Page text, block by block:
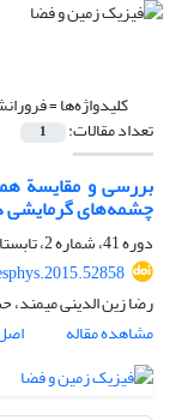
کلیدواژه‌ها =
تعداد مقالات: 1
بررسی و مقایسة
چشمه‌های گرمایشی
دوره 41، شماره 2، تابستان 1394، صفحه
رضا زین الدینی میمند،
مشاهده مقاله